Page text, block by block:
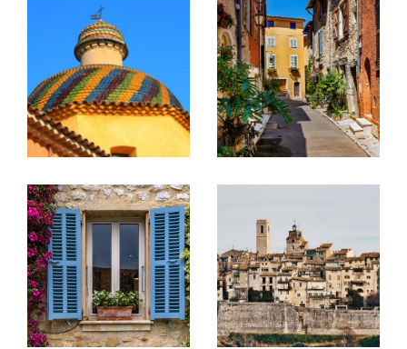
Transaction immobilière
Spécialistes de la vente de villas, maisons,
appartements, terrains et biens de caractère,
nous intervenons principalement sur les
secteurs de Vence, Tourrettes-sur-Loup, Saint-
Jeannet, Gattières, Saint-Paul-de-Vence, La
Colle-sur-Loup, La Gaude et leurs environs.
Grâce à notre parfaite connaissance du marché
local et à une stratégie de commercialisation
adaptée à chaque bien, nous mettons tout en
œuvre pour valoriser votre patrimoine et vous